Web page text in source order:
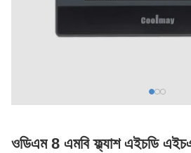
ওডিএম 8 এমবি ফ্ল্যাশ এইচডি